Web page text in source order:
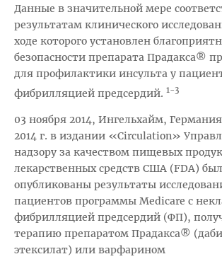
Данные в значительной мере
результатам клинического
ходе которого установлен
безопасности препарата Прадакса®
для профилактики инсульта у
фибрилляцией предсердий. 1-3
03 ноября 2014, Ингельхайм,
2014 г. в издании «Circulation»
надзору за качеством пищевых
лекарственных средств США (FDA)
опубликованы результаты
пациентов программы Medicare с
фибрилляцией предсердий (ФП),
терапию препаратом Прадакса®
этексилат) или варфарином